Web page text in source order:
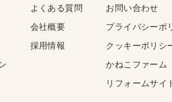
よくある質問
会社概要
採用情報
お問い合わせ
プライバシーポ
クッキーポリシ
かねこファーム
リフォームサイ